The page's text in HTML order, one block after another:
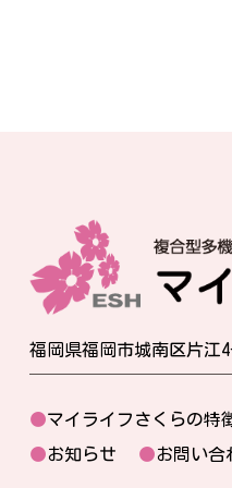
福岡県福岡市城南区片江
●マイライフさくらの特
●お知らせ ●お問い合